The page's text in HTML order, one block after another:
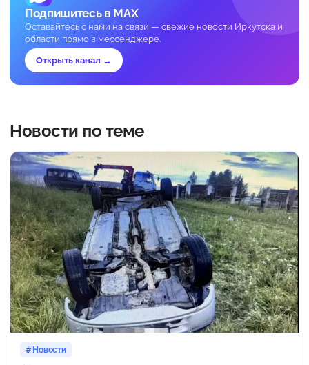
Подпишитесь в MAX
Оставайтесь с нами на связи — свежие новости Иркутска и
области прямо в мессенджере.
Открыть канал →
Новости по теме
Новости